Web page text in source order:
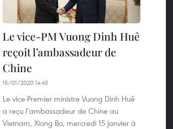
Le vice-PM Vuong Dinh Huê
reçoit l’ambassadeur de
Chine
15/01/2020 14:45
Le vice-Premier ministre Vuong Dinh Huê
a reçu l’ambassadeur de Chine au
Vietnam, Xiong Bo, mercredi 15 janvier à